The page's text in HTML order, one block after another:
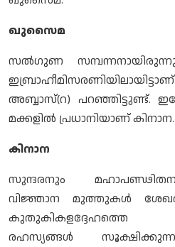
ഖുസൈമ
സല്‍ഗുണ
അബ്ബാസ്(റ) പറഞ്ഞിട്ടുണ്ട്.
മക്കളില്‍ പ്രധാനിയാണ് കിനാന.
കിനാന
സുന്ദരനും
വിജ്ഞാന മുത്തുകള്‍
കുതുകികളദ്ദേഹത്തെ
രഹസ്യങ്ങള്‍